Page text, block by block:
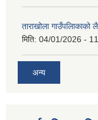
ताराखोला
मिति: 04/01/2026 -
अन्य